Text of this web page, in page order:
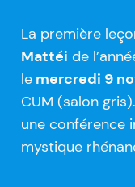
La première
Mattéi de
lemercredi 9
CUM (salon
une conférence
mystique